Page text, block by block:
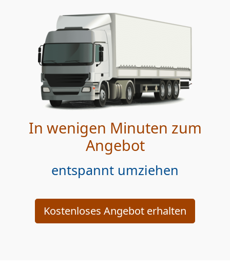
In wenigen Minuten zum
Angebot
entspannt umziehen
Kostenloses Angebot erhalten